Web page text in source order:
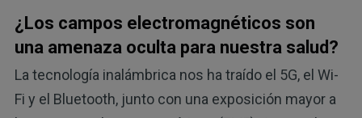
¿Los campos electromagnéticos son
una amenaza oculta para nuestra salud?
La tecnología inalámbrica nos ha traído el 5G, el Wi-
Fi y el Bluetooth, junto con una exposición mayor a